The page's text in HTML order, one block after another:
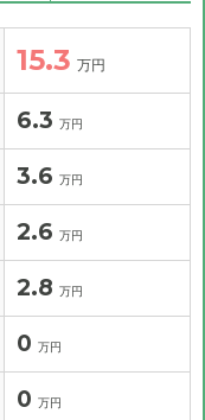
15.3 万円
6.3 万円
3.6 万円
2.6 万円
2.8 万円
0 万円
0 万円